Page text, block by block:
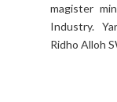
magister
Industry.
Ridho Alloh